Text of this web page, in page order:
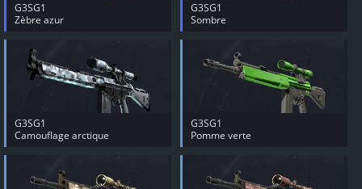
G3SG1
Zèbre azur
G3SG1
Sombre
G3SG1
Camouflage arctique
G3SG1
Pomme verte